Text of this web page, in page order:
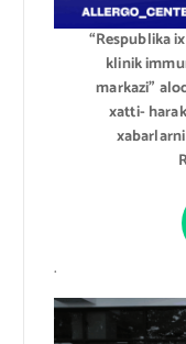
“Respublika
klinik
markazi”
xatti-
.